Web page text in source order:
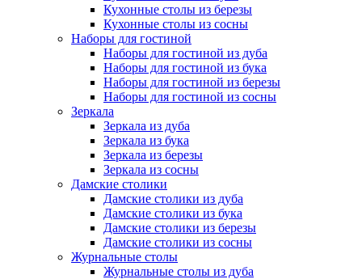
Кухонные столы из березы
Кухонные столы из сосны
Наборы для гостиной
Наборы для гостиной из дуба
Наборы для гостиной из бука
Наборы для гостиной из березы
Наборы для гостиной из сосны
Зеркала
Зеркала из дуба
Зеркала из бука
Зеркала из березы
Зеркала из сосны
Дамские столики
Дамские столики из дуба
Дамские столики из бука
Дамские столики из березы
Дамские столики из сосны
Журнальные столы
Журнальные столы из дуба